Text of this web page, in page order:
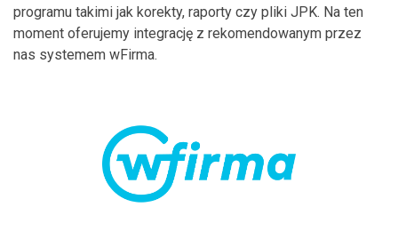
programu takimi jak korekty, raporty czy pliki JPK. Na ten
moment oferujemy integrację z rekomendowanym przez
nas systemem wFirma.